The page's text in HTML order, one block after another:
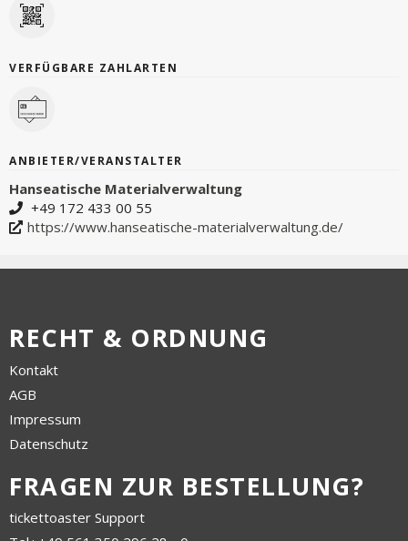
VERFÜGBARE ZAHLARTEN
ANBIETER/VERANSTALTER
Hanseatische Materialverwaltung
+49 172 433 00 55
https://www.hanseatische-materialverwaltung.de/
RECHT & ORDNUNG
Kontakt
AGB
Impressum
Datenschutz
FRAGEN ZUR BESTELLUNG?
tickettoaster Support